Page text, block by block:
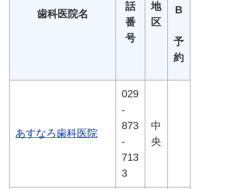
歯科医院名
話
番
号
地
区
B
予
約
あすなろ歯科医院
029
-
873
-
713
3
中
央